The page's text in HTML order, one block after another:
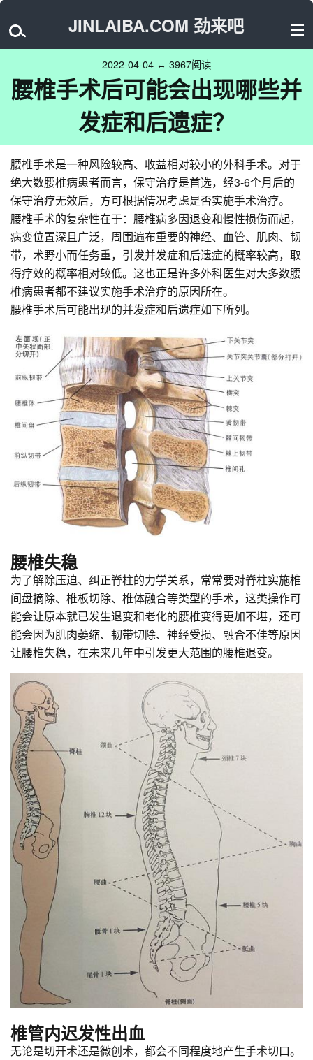
JINLAIBA.COM 劲来吧
2022-04-04 ↔ 3967阅读
腰椎手术后可能会出现哪些并
发症和后遗症？
腰椎手术是一种风险较高、收益相对较小的外科手术。对于
绝大数腰椎病患者而言，保守治疗是首选，经3-6个月后的
保守治疗无效后，方可根据情况考虑是否实施手术治疗。
腰椎手术的复杂性在于：腰椎病多因退变和慢性损伤而起，
病变位置深且广泛，周围遍布重要的神经、血管、肌肉、韧
带，术野小而任务重，引发并发症和后遗症的概率较高，取
得疗效的概率相对较低。这也正是许多外科医生对大多数腰
椎病患者都不建议实施手术治疗的原因所在。
腰椎手术后可能出现的并发症和后遗症如下所列。
腰椎失稳
为了解除压迫、纠正脊柱的力学关系，常常要对脊柱实施椎
间盘摘除、椎板切除、椎体融合等类型的手术，这类操作可
能会让原本就已发生退变和老化的腰椎变得更加不堪，还可
能会因为肌肉萎缩、韧带切除、神经受损、融合不佳等原因
让腰椎失稳，在未来几年中引发更大范围的腰椎退变。
椎管内迟发性出血
无论是切开术还是微创术，都会不同程度地产生手术切口。